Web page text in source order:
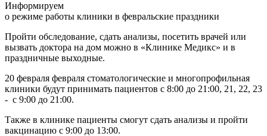
Информируем
о режиме работы клиники в февральские праздники
Пройти обследование, сдать анализы, посетить врачей или
вызвать доктора на дом можно в «Клинике Медикс» и в
праздничные выходные.
20 февраля февраля стоматологические и многопрофильная
клиники будут принимать пациентов с 8:00 до 21:00, 21, 22, 23
- с 9:00 до 21:00.
Также в клинике пациенты смогут сдать анализы и пройти
вакцинацию с 9:00 до 13:00.